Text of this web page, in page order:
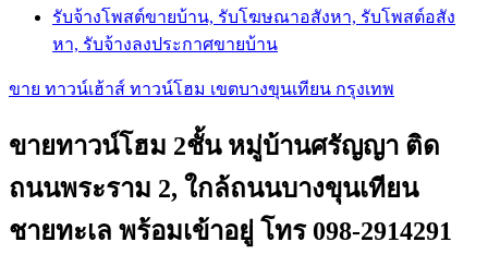
รับจ้างโพสต์ขายบ้าน, รับโฆษณาอสังหา, รับโพสต์อสัง
หา, รับจ้างลงประกาศขายบ้าน
ขาย ทาวน์เฮ้าส์ ทาวน์โฮม เขตบางขุนเทียน กรุงเทพ
ขายทาวน์โฮม 2ชั้น หมู่บ้านศรัญญา ติด
ถนนพระราม 2, ใกล้ถนนบางขุนเทียน
ชายทะเล พร้อมเข้าอยู่ โทร 098-2914291